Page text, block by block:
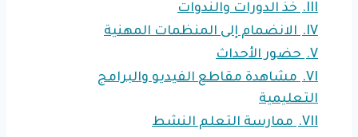
III.
خذ الدورات والندوات
IV.
الانضمام إلى المنظمات المهنية
V.
حضور الأحداث
VI.
مشاهدة مقاطع الفيديو والبرامج
التعليمية
VII.
ممارسة التعلم النشط